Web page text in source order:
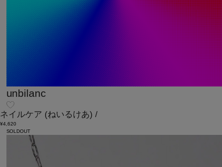
unbilanc
ネイルケア (ねいるけあ) /
¥4,620
SOLDOUT